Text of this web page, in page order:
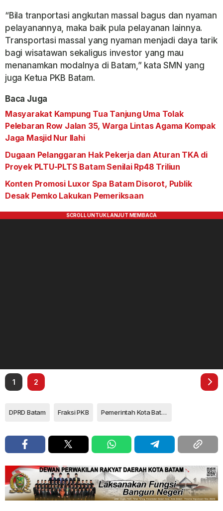
“Bila tranportasi angkutan massal bagus dan nyaman
pelayanannya, maka baik pula pelayanan lainnya.
Transportasi massal yang nyaman menjadi daya tarik
bagi wisatawan sekaligus investor yang mau
menanamkan modalnya di Batam,” kata SMN yang
juga Ketua PKB Batam.
Baca Juga
Masyarakat Kampung Tua Tanjung Uma Tolak
Pelebaran Row Jalan 35, Warga Lintas Agama Kompak
Jaga Masjid Nur Ilahi
Dugaan Pelanggaran Hak Pekerja dan Aturan TKA di
Proyek PLTU-PLTS Batam Senilai Rp48 Triliun
Konten Promosi Luxor Spa Batam Disorot, Publik
Desak Pemko Lakukan Pemeriksaan
1 2
DPRD Batam Fraksi PKB Pemerintah Kota Batam